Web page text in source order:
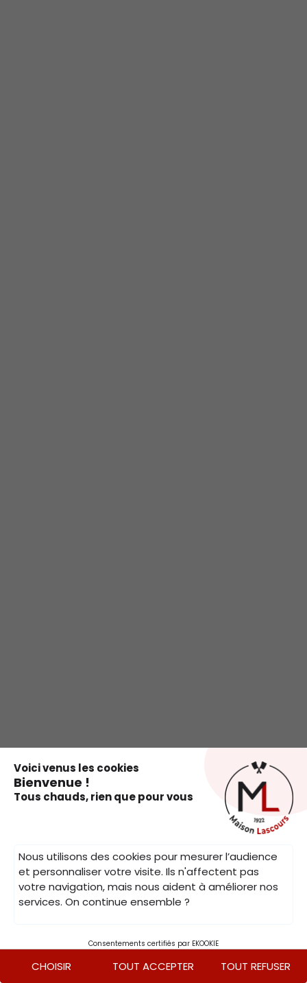
Voici venus les cookies
Bienvenue !
Tous chauds, rien que pour vous
Nous utilisons des cookies pour mesurer l’audience
et personnaliser votre visite. Ils n'affectent pas
votre navigation, mais nous aident à améliorer nos
services. On continue ensemble ?
Consentements certifiés par EKOOKIE
CHOISIR TOUT ACCEPTER TOUT REFUSER